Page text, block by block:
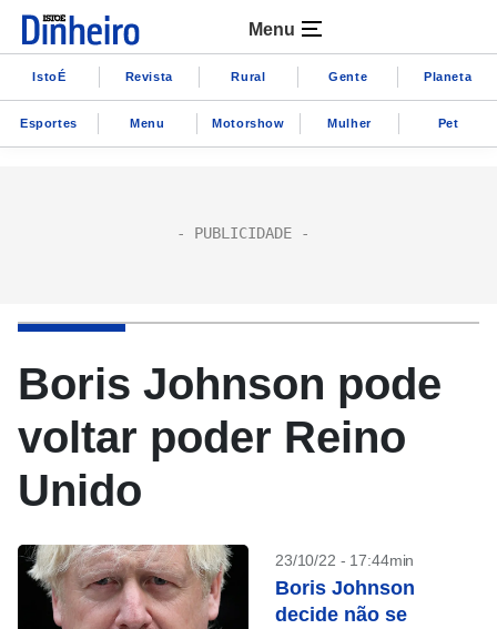
Menu
IstoÉ Revista Rural Gente Planeta
Esportes Menu Motorshow Mulher Pet
Boris Johnson pode
voltar poder Reino
Unido
23/10/22 - 17:44min
Boris Johnson
decide não se